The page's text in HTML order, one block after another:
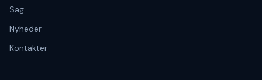
Sag
Nyheder
Kontakter